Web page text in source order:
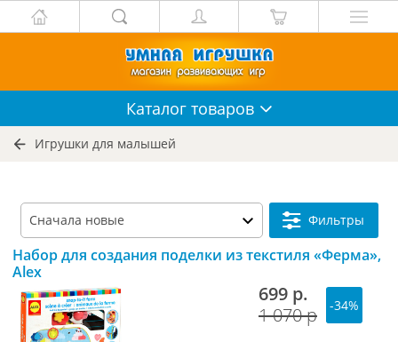
Каталог товаров
Игрушки для малышей
Фильтры
Набор для создания поделки из текстиля «Ферма»,
Alex
699 р.
1 070 р
-34%